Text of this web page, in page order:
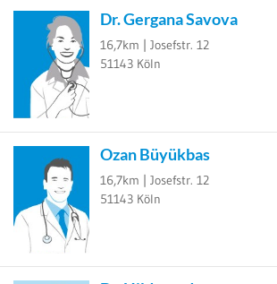
Dr. Gergana Savova
16,7km | Josefstr. 12
51143 Köln
Ozan Büyükbas
16,7km | Josefstr. 12
51143 Köln